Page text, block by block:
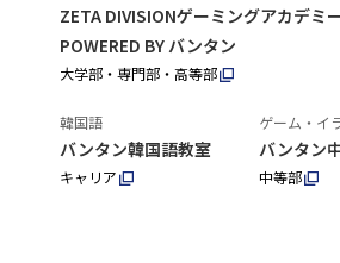
ZETA DIVISIONゲーミングアカデミ
POWERED BY バンタン
大学部・専門部・高等部
韓国語
バンタン韓国語教室
キャリア
ゲーム・イ
バンタン
中等部